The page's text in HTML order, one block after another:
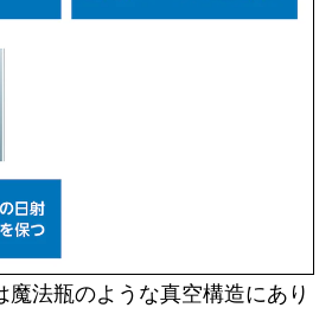
法瓶のような真空構造にあり